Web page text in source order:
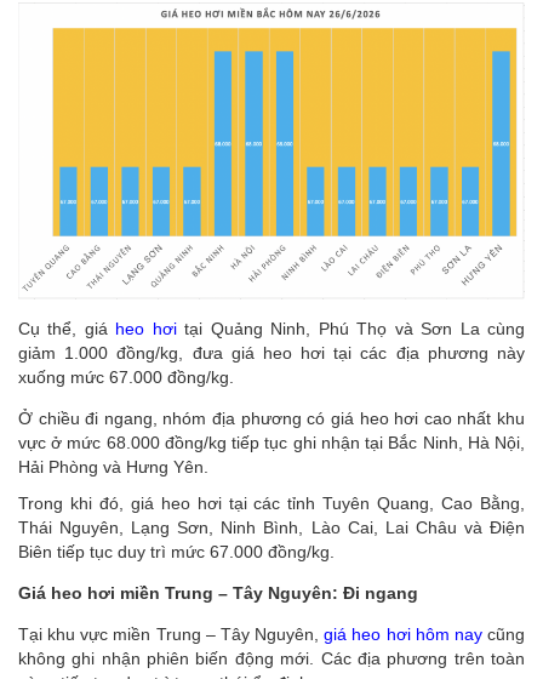
Cụ thể, giá heo hơitại Quảng Ninh, Phú Thọ và Sơn La cùng
giảm 1.000 đồng/kg, đưa giá heo hơi tại các địa phương này
xuống mức 67.000 đồng/kg.
Ở chiều đi ngang, nhóm địa phương có giá heo hơi cao nhất khu
vực ở mức 68.000 đồng/kg tiếp tục ghi nhận tại Bắc Ninh, Hà Nội,
Hải Phòng và Hưng Yên.
Trong khi đó, giá heo hơi tại các tỉnh Tuyên Quang, Cao Bằng,
Thái Nguyên, Lạng Sơn, Ninh Bình, Lào Cai, Lai Châu và Điện
Biên tiếp tục duy trì mức 67.000 đồng/kg.
Giá heo hơi miền Trung – Tây Nguyên: Đi ngang
Tại khu vực miền Trung – Tây Nguyên,giá heo hơi hôm naycũng
không ghi nhận phiên biến động mới. Các địa phương trên toàn